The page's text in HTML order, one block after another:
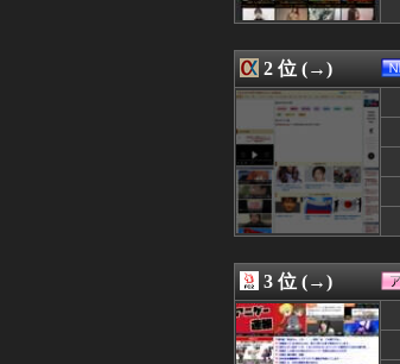
08/07 21:30
08/07 21:30
08/07 21:30
08/07 21:30
08/07 21:30
08/07 21:30
08/07 21:29
08/07 21:29
08/07 21:28
08/07 21:27
08/07 21:26
08/07 21:25
08/07 21:25
08/07 21:23
08/07 21:22
2 位 (→)
3 位 (→)